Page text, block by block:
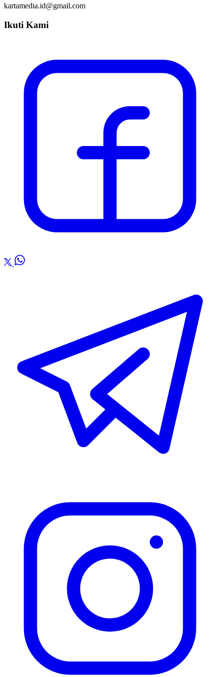
kartamedia.id@gmail.com
Ikuti Kami